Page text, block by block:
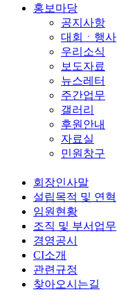
홍보마당
공지사항
대회ㆍ행사
우리소식
보도자료
뉴스레터
주간업무
갤러리
후원안내
자료실
민원창구
회장인사말
설립목적 및 연혁
임원현황
조직 및 부서업무
경영공시
CI소개
관련규정
찾아오시는길